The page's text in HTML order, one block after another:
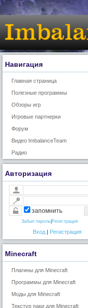
Навигация
Главная страница
Полезные программы
Обзоры игр
Игровые партнерки
Форум
Видео ImbalanceTeam
Радио
Авторизация
запомнить
Забыл пароль Регистрация
Вход | Регистрация
Minecraft
Плагины для Minecraft
Программы для Minecraft
Моды для Minecraft
Текстур паки для Minecraft